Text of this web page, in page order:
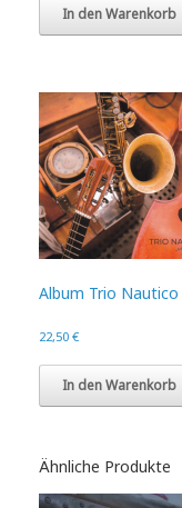
In den Warenkorb
Album Trio Nautico
22,50 €
In den Warenkorb
Ähnliche Produkte